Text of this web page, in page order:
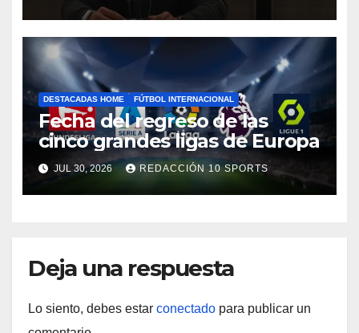
DESTACADAS HOME FÚTBOL INTERNACIONAL
Fecha del regreso de las
cinco grandes ligas de Europa
JUL 30, 2026 REDACCIÓN 10 SPORTS
Deja una respuesta
Lo siento, debes estar conectado para publicar un